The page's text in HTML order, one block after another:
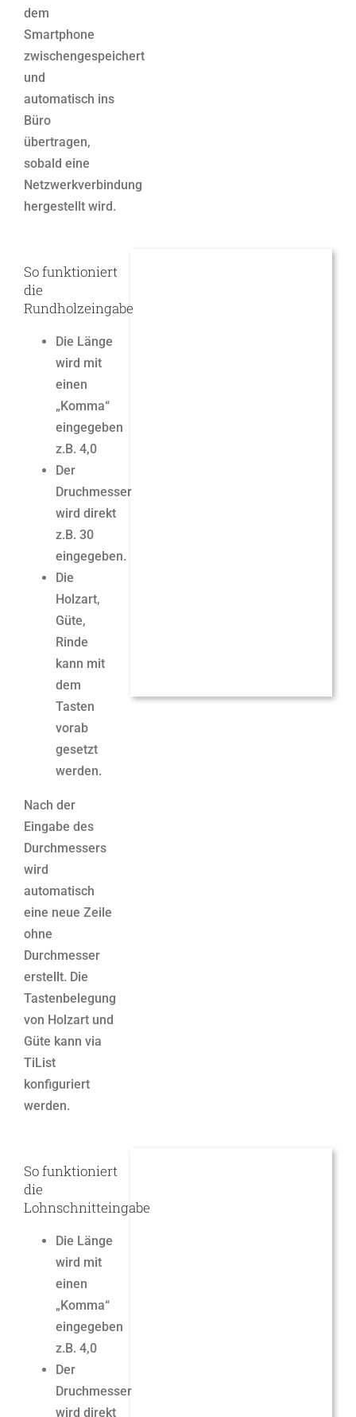
dem
Smartphone
zwischengespeichert
und
automatisch ins
Büro
übertragen,
sobald eine
Netzwerkverbindung
hergestellt wird.
So funktioniert
die
Rundholzeingabe
Die Länge
wird mit
einen
„Komma“
eingegeben
z.B. 4,0
Der
Druchmesser
wird direkt
z.B. 30
eingegeben.
Die
Holzart,
Güte,
Rinde
kann mit
dem
Tasten
vorab
gesetzt
werden.
Nach der
Eingabe des
Durchmessers
wird
automatisch
eine neue Zeile
ohne
Durchmesser
erstellt. Die
Tastenbelegung
von Holzart und
Güte kann via
TiList
konfiguriert
werden.
So funktioniert
die
Lohnschnitteingabe
Die Länge
wird mit
einen
„Komma“
eingegeben
z.B. 4,0
Der
Druchmesser
wird direkt